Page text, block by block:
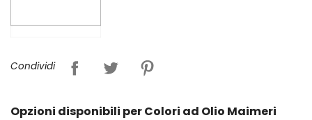
Condividi
Opzioni disponibili per Colori ad Olio Maimeri